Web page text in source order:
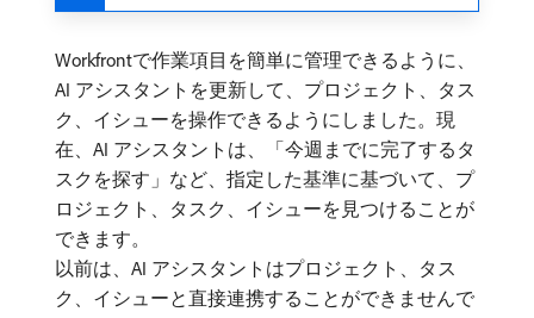
Workfrontで作業項目を簡単に管理できるように、
AI アシスタントを更新して、プロジェクト、タス
ク、イシューを操作できるようにしました。現
在、AI アシスタントは、「今週までに完了するタ
スクを探す」など、指定した基準に基づいて、プ
ロジェクト、タスク、イシューを見つけることが
できます。
以前は、AI アシスタントはプロジェクト、タス
ク、イシューと直接連携することができませんで